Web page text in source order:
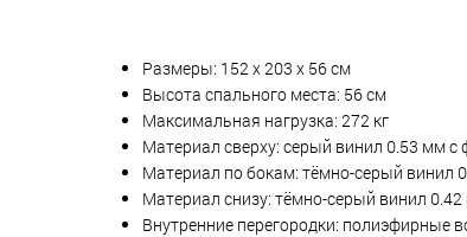
Размеры: 152 х 203 х 56 см
Высота спального места: 56 см
Максимальная нагрузка: 272 кг
Материал сверху: серый винил 0.53 мм
Материал по бокам: тёмно-серый
Материал снизу: тёмно-серый винил
Внутренние перегородки: полиэфирные